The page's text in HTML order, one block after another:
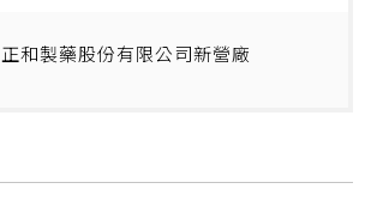
正和製藥股份有限公司新營廠